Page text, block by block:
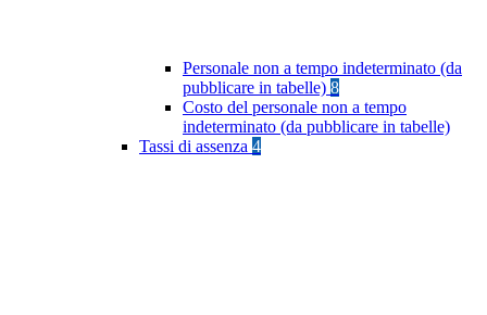
Personale non a tempo indeterminato (da
pubblicare in tabelle) 8
Costo del personale non a tempo
indeterminato (da pubblicare in tabelle)
Tassi di assenza 4